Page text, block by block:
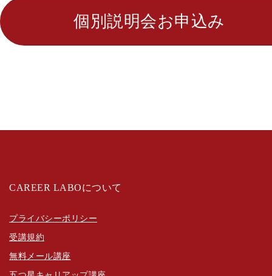
個別説明会お申込み
CAREER LABOについて
プライバシーポリシー
受講規約
無料メール講座